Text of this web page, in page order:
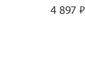
4 897